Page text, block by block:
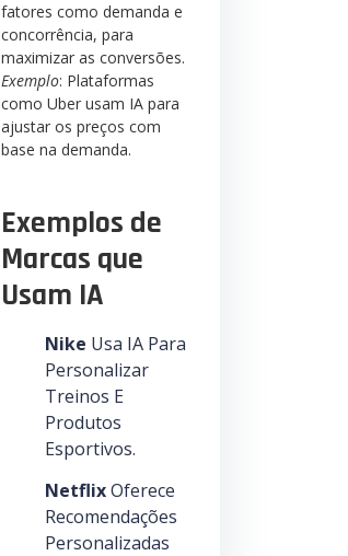
fatores como demanda e
concorrência, para
maximizar as conversões.
Exemplo: Plataformas
como Uber usam IA para
ajustar os preços com
base na demanda.
Exemplos de
Marcas que
Usam IA
Nike Usa IA Para
Personalizar
Treinos E
Produtos
Esportivos.
NetflixOferece
Recomendações
Personalizadas